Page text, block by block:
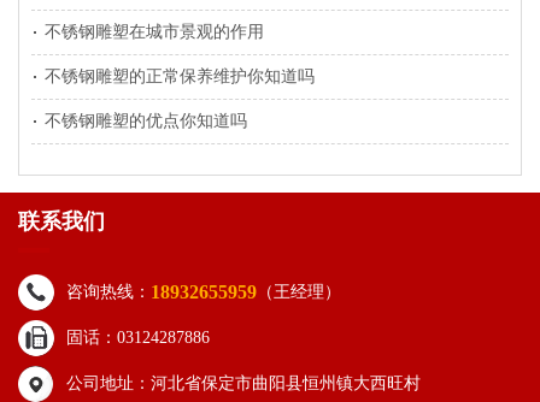
不锈钢雕塑在城市景观的作用
不锈钢雕塑的正常保养维护你知道吗
不锈钢雕塑的优点你知道吗
联系我们
咨询热线： 18932655959 （王经理）
固话：03124287886
公司地址：河北省保定市曲阳县恒州镇大西旺村